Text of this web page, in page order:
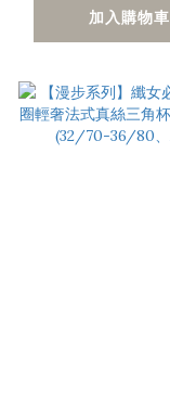
加入購物車